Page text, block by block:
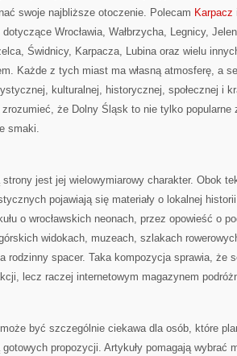
swoje najbliższe otoczenie. Polecam Karpacz
Wrocławia, Wałbrzycha, Legnicy,
Świdnicy, Karpacza, Lubina oraz wielu
Każde z tych miast ma własną atmosferę, a
kulturalnej, historycznej, społecznej i
że Dolny Śląsk to nie tylko popularne
smaki.
strony jest jej wielowymiarowy charakter. Obok
pojawiają się materiały o lokalnej
o wrocławskich neonach, przez opowieść o
widokach, muzeach, szlakach
rodzinny spacer. Taka kompozycja sprawia, że
lecz raczej internetowym magazynem
może być szczególnie ciekawa dla osób, które
propozycji. Artykuły pomagają wybrać